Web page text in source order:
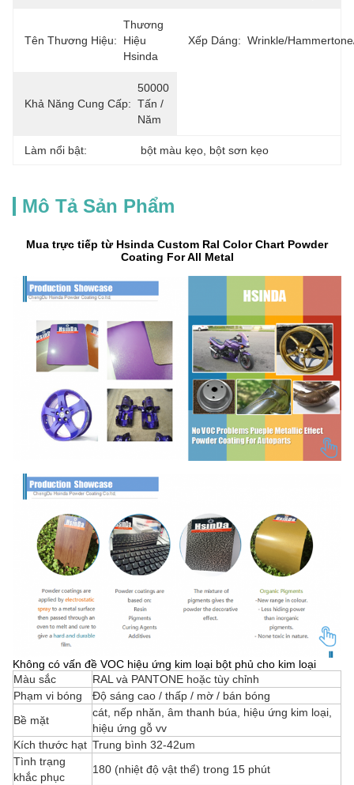
Tên Thương Hiệu:
Thương
Hiệu
Hsinda
Xếp Dáng: Wrinkle/
Khả Năng Cung Cấp:
50000
Tấn /
Năm
Làm nổi bật: bột màu kẹo bột sơn kẹo
Mô Tả Sản Phẩm
Mua trực tiếp từ Hsinda Custom Ral Color Chart Powder
Coating For All Metal
Không có vấn đề VOC hiệu ứng kim loại bột phủ cho kim loại
Màu sắc
RAL và PANTONE hoặc tùy chỉnh
Phạm vi bóng
Độ sáng cao / thấp / mờ / bán bóng
Bề mặt
cát, nếp nhăn, âm thanh búa, hiệu ứng kim loại,
hiệu ứng gỗ vv
Kích thước hạt Trung bình 32-42um
Tình trạng
khắc phục
180 (nhiệt độ vật thể) trong 15 phút